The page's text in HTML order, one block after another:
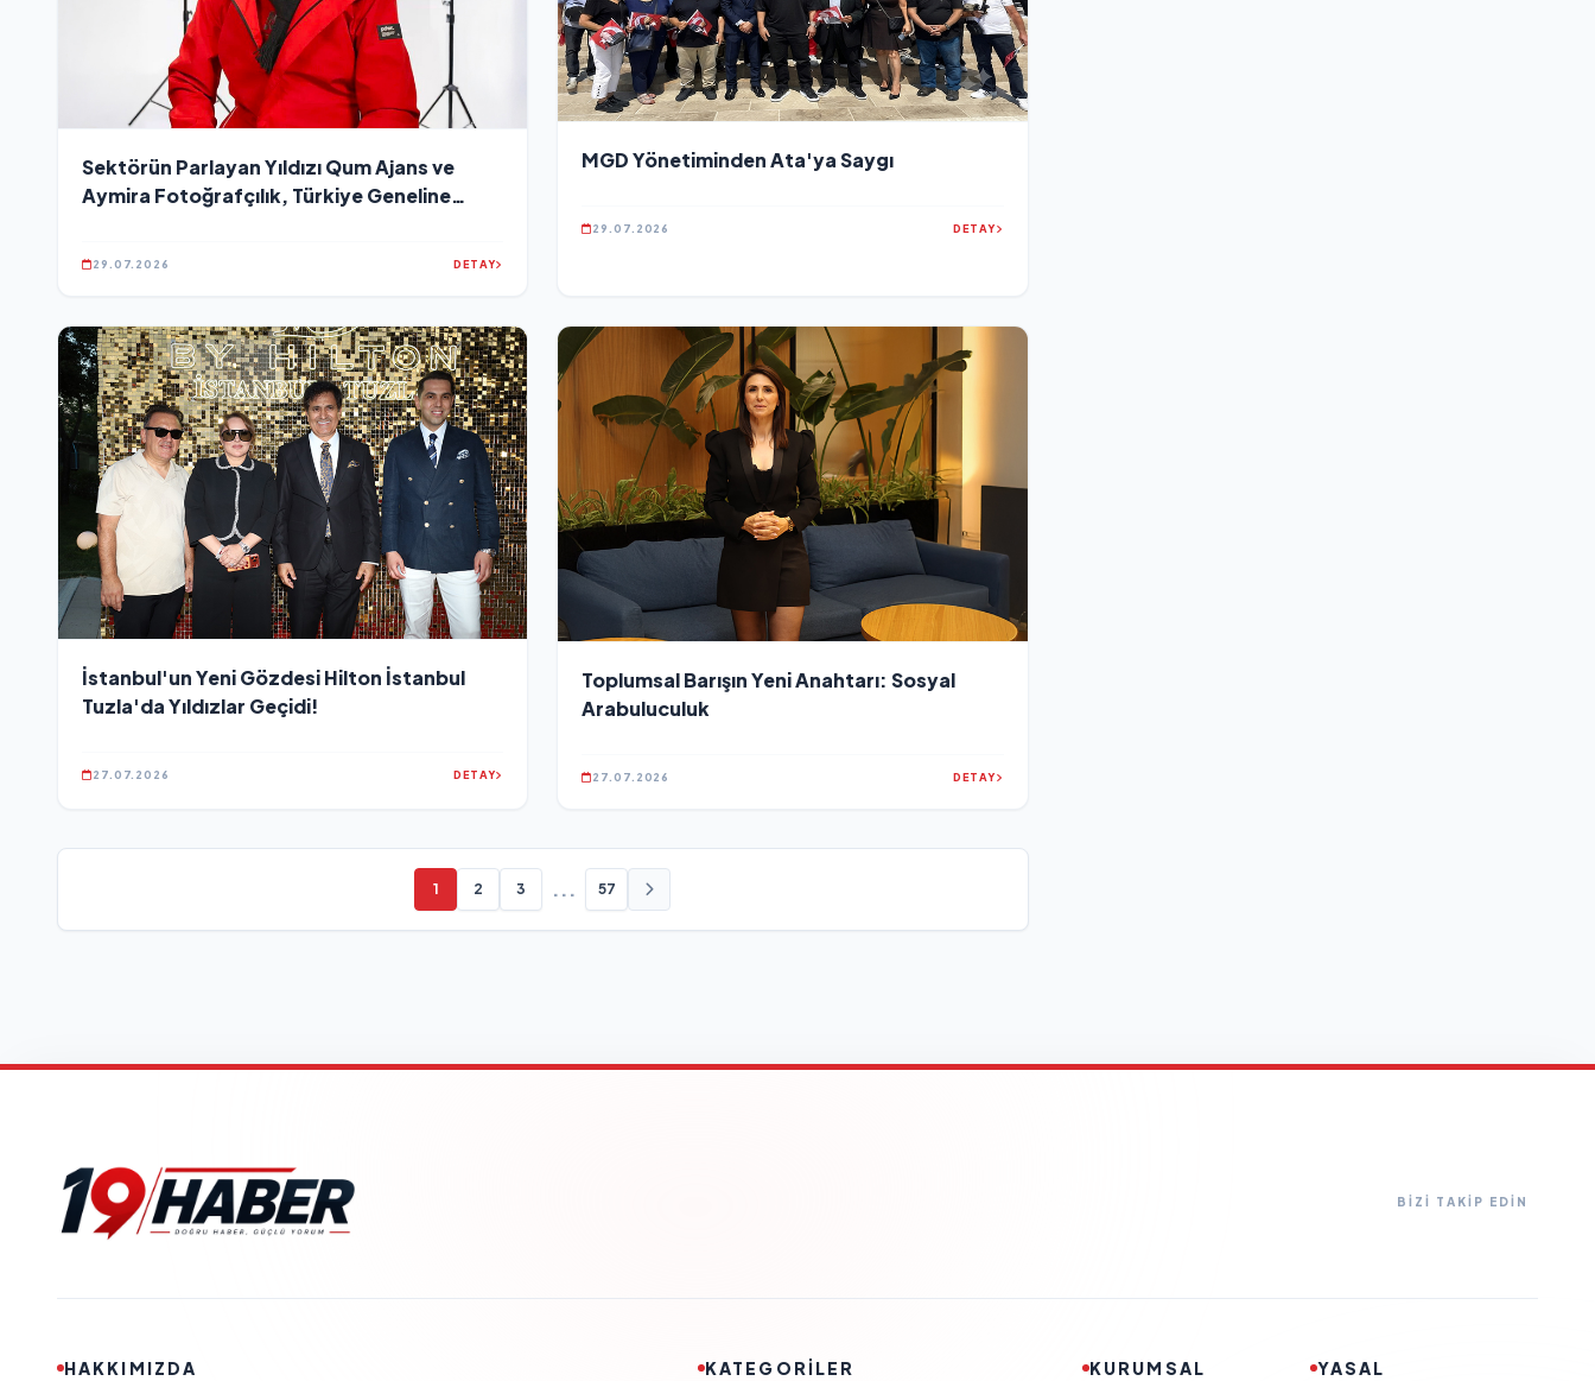
Sektörün Parlayan Yıldızı Qum Ajans ve
Aymira Fotoğrafçılık, Türkiye Geneline
29.07.2026 DETAY
MGD Yönetiminden Ata'ya Saygı
29.07.2026 DETAY
İstanbul'un Yeni Gözdesi Hilton İstanbul
Tuzla'da Yıldızlar Geçidi!
27.07.2026 DETAY
Toplumsal Barışın Yeni Anahtarı: Sosyal
Arabuluculuk
27.07.2026 DETAY
1 2 3 ... 57
BİZİ TAKİP EDİN
HAKKIMIZDA KATEGORİLER KURUMSAL YASAL